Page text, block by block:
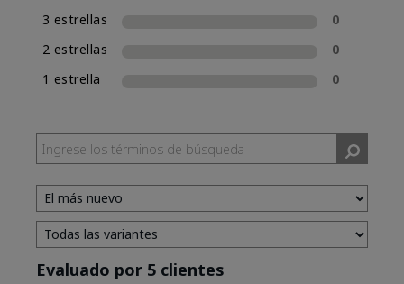
3 estrellas
0
2 estrellas
0
1 estrella
0
Evaluado por 5 clientes